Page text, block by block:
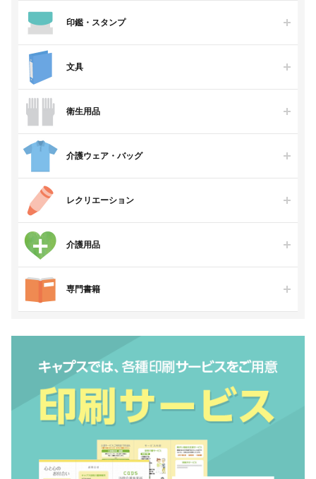
印鑑・スタンプ
文具
衛生用品
介護ウェア・バッグ
レクリエーション
介護用品
専門書籍